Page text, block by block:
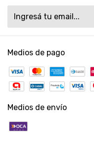
Medios de pago
Medios de envío